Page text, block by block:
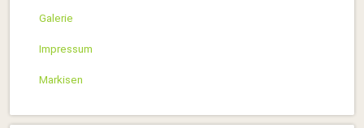
Galerie
Impressum
Markisen